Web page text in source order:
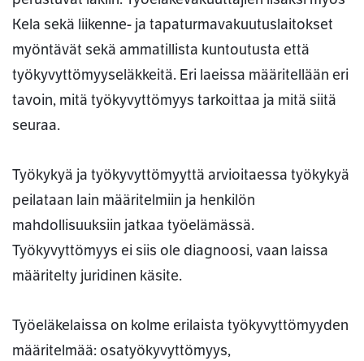
Kela sekä liikenne- ja tapaturmavakuutuslaitokset
myöntävät sekä ammatillista kuntoutusta että
työkyvyttömyyseläkkeitä. Eri laeissa määritellään eri
tavoin, mitä työkyvyttömyys tarkoittaa ja mitä siitä
seuraa.
Työkykyä ja työkyvyttömyyttä arvioitaessa työkykyä
peilataan lain määritelmiin ja henkilön
mahdollisuuksiin jatkaa työelämässä.
Työkyvyttömyys ei siis ole diagnoosi, vaan laissa
määritelty juridinen käsite.
Työeläkelaissa on kolme erilaista työkyvyttömyyden
määritelmää: osatyökyvyttömyys,